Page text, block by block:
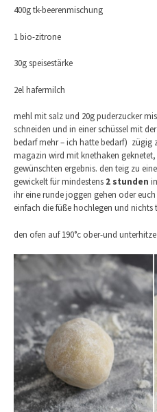
400g tk-beerenmischung
1 bio-zitrone
30g speisestärke
2el hafermilch
mehl mit salz und 20g puderzucker
schneiden und in einer schüssel mit
bedarf mehr – ich hatte bedarf) zügig
magazin wird mit knethaken
gewünschten ergebnis. den teig zu
gewickelt für mindestens 2 stunden
ihr eine runde joggen gehen oder
einfach die füße hochlegen und nichts
den ofen auf 190°c ober-und